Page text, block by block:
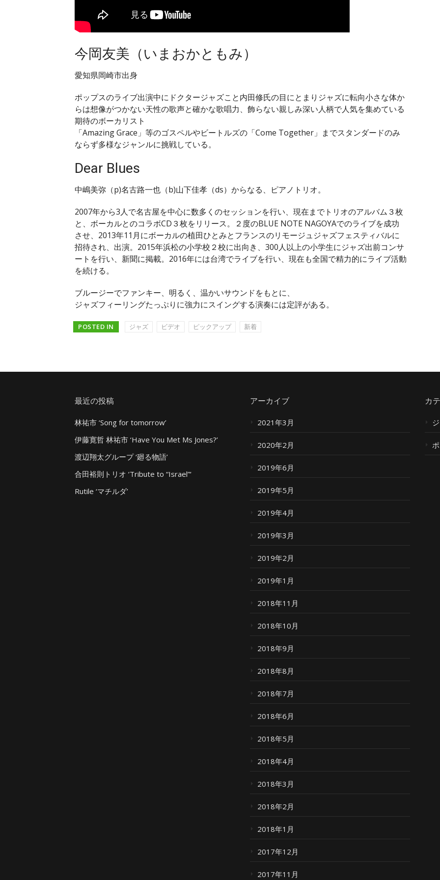
今岡友美（いまおかともみ）
愛知県岡崎市出身
ポップスのライブ出演中にドクタージャズこと内田修氏の目にとまりジャズに転向小さな体か
らは想像がつかない天性の歌声と確かな歌唱力、飾らない親しみ深い人柄で人気を集めている
期待のボーカリスト
「Amazing Grace」等のゴスペルやビートルズの「Come Together」までスタンダードのみ
ならず多様なジャンルに挑戦している。
Dear Blues
中嶋美弥（p)名古路一也（b)山下佳孝（ds）からなる、ピアノトリオ。
2007年から3人で名古屋を中心に数多くのセッションを行い、現在までトリオのアルバム３枚
と、ボーカルとのコラボCD３枚をリリース。２度のBLUE NOTE NAGOYAでのライブを成功
させ、2013年11月にボーカルの植田ひとみとフランスのリモージュジャズフェスティバルに
招待され、出演。2015年浜松の小学校２校に出向き、300人以上の小学生にジャズ出前コンサ
ートを行い、新聞に掲載。2016年には台湾でライブを行い、現在も全国で精力的にライブ活動
を続ける。
ブルージーでファンキー、明るく、温かいサウンドをもとに、
ジャズフィーリングたっぷりに強力にスイングする演奏には定評がある。
POSTED IN ジャズ ビデオ ピックアップ 新着
最近の投稿
林祐市 ‘Song for tomorrow’
伊藤寛哲 林祐市 ‘Have You Met Ms Jones?’
渡辺翔太グループ ‘廻る物語’
合田裕則トリオ ‘Tribute to “Israel”‘
Rutile ‘マチルダ’
アーカイブ
2021年3月
2020年2月
2019年6月
2019年5月
2019年4月
2019年3月
2019年2月
2019年1月
2018年11月
2018年10月
2018年9月
2018年8月
2018年7月
2018年6月
2018年5月
2018年4月
2018年3月
2018年2月
2018年1月
2017年12月
2017年11月
カ